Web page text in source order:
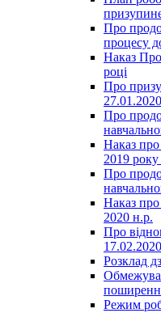
Про
процесу
Наказ
році
Про
27.01.2020
Про
Наказ про
2019 року
Про
Наказ про
2020 н.р.
Про
17.02.2020
Розклад
Режим